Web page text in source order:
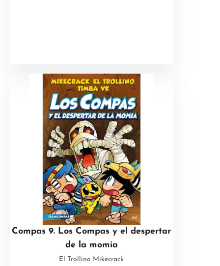
Compas 9. Los Compas y el despertar
de la momia
El Trollino Mikecrack